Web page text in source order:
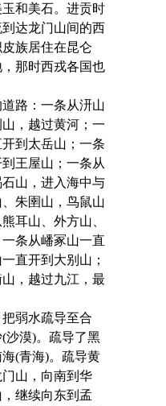
和美石。进贡时
达龙门山间的西
族居住在昆仑
那时西戎各国也
路：一条从汧山
，越过黄河；一
到太岳山；一条
王屋山；一条从
山，进入海中与
朱圉山，鸟鼠山
耳山、外方山、
条从嶓冢山一直
直开到大别山；
，越过九江，最
弱水疏导至合
沙漠)。疏导了黑
(青海)。疏导黄
山，向南到华
继续向东到孟